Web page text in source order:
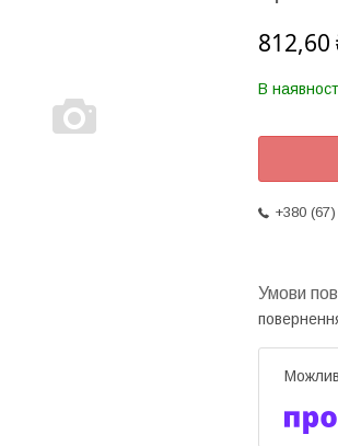
812,60
В
+380